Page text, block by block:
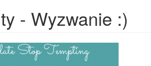
- Wyzwanie :)